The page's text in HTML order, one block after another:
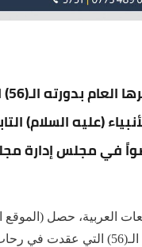
(عليه السلام)
في مجلس إدارة
العربية، حصل
منها، إن "المؤتمر العام لاتحاد الجامعات العربية قد